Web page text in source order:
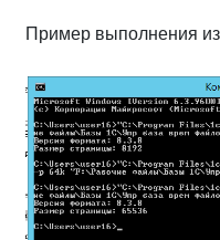
Пример выполнения